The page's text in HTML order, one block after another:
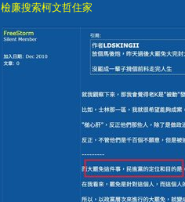
檢廉搜索柯文哲住家